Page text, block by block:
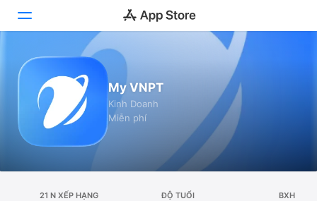
Trò chơi
Ứng dụng
Tìm kiếm
My VNPT
Kinh Doanh
Miễn phí
21 N XẾP HẠNG ĐỘ TUỔI BXH